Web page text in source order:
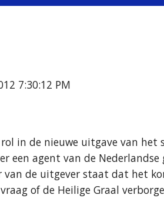
7:30:12 PM
in de nieuwe uitgave van
een agent van de
van de uitgever staat dat het
of de Heilige Graal